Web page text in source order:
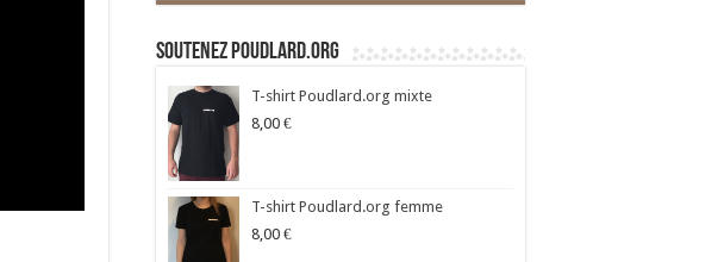
Soutenez Poudlard.org
T-shirt Poudlard.org mixte
8,00 €
T-shirt Poudlard.org femme
8,00 €